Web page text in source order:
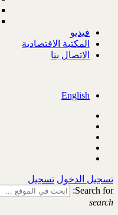
فيديو
المكتبة الاقتصادية
الاتصال بنا
English
تسجيل الدخول تسجيل
Search for:
search